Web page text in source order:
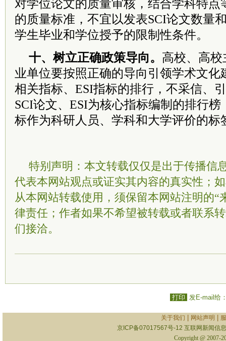
对学位论文的质量审核，结合学科特点
的质量标准，不宜以发表SCI论文数量
学生毕业和学位授予的限制性条件。
十、树立正确政策导向。 高校、高
业单位要按照正确的导向引领学术文化
相关指标、ESI指标的排行，不采信、
SCI论文、ESI为核心指标编制的排行
标作为科研人员、学科和大学评价的标
特别声明：本文转载仅仅是出于传播信
代表本网站观点或证实其内容的真实性；
从本网站转载使用，须保留本网站注明的“
律责任；作者如果不希望被转载或者联系
们接洽。
打印 发E-mail给
关于我们 网站声明
京ICP备07017567号-12 互联网新闻信
Copyright @ 2007-